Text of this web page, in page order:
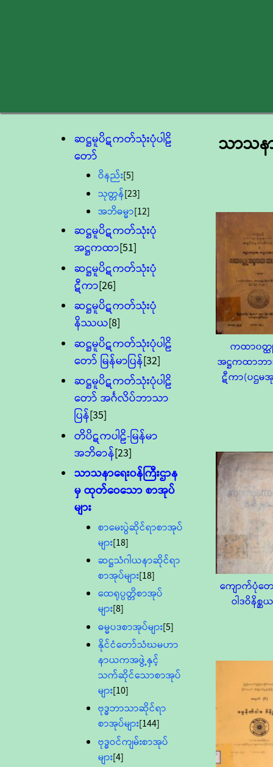
ဆဋ္ဌမူပိဋကတ်သုံးပုံပါဠိ
တော်
ဝိနည်း[5]
သုတ္တန်[23]
အဘိဓမ္မာ[12]
ဆဋ္ဌမူပိဋကတ်သုံးပုံ
အဋ္ဌကထာ[51]
ဆဋ္ဌမူပိဋကတ်သုံးပုံ
ဋီကာ[26]
ဆဋ္ဌမူပိဋကတ်သုံးပုံ
နိဿယ[8]
ဆဋ္ဌမူပိဋကတ်သုံးပုံပါဠိ
တော် မြန်မာပြန်[32]
ဆဋ္ဌမူပိဋကတ်သုံးပုံပါဠိ
တော် အင်္ဂလိပ်ဘာသာ
ပြန်[35]
တိပိဋကပါဠိ-မြန်မာ
အဘိဓာန်[23]
သာသနာရေး၀န်ကြီးဌာန
မှ ထုတ်ဝေသော စာအုပ်
များ
စာမေးပွဲဆိုင်ရာစာအုပ်
များ[18]
ဆဋ္ဌသံဂါယနာဆိုင်ရာ
စာအုပ်များ[18]
ထေရုပ္ပတ္တိစာအုပ်
များ[8]
ဓမ္မပဒစာအုပ်များ[5]
နိုင်ငံတော်သံဃမဟာ
နာယကအဖွဲ့နှင့်
သက်ဆိုင်သောစာအုပ်
များ[10]
ဗုဒ္ဓဘာသာဆိုင်ရာ
စာအုပ်များ[144]
ဗုဒ္ဓဝင်ကျမ်းစာအုပ်
များ[4]
သာသန
ကထာ၀တ္
အဋ္ဌကထာဘ
ဋီကာ(ပဌမ
ကျောက်ပုံတ
ဝါဒဝိနိစ္ဆယ